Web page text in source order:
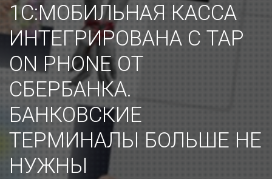
1С:МОБИЛЬНАЯ КАССА
ИНТЕГРИРОВАНА С TAP
ON PHONE ОТ
СБЕРБАНКА.
БАНКОВСКИЕ
ТЕРМИНАЛЫ БОЛЬШЕ НЕ
НУЖНЫ